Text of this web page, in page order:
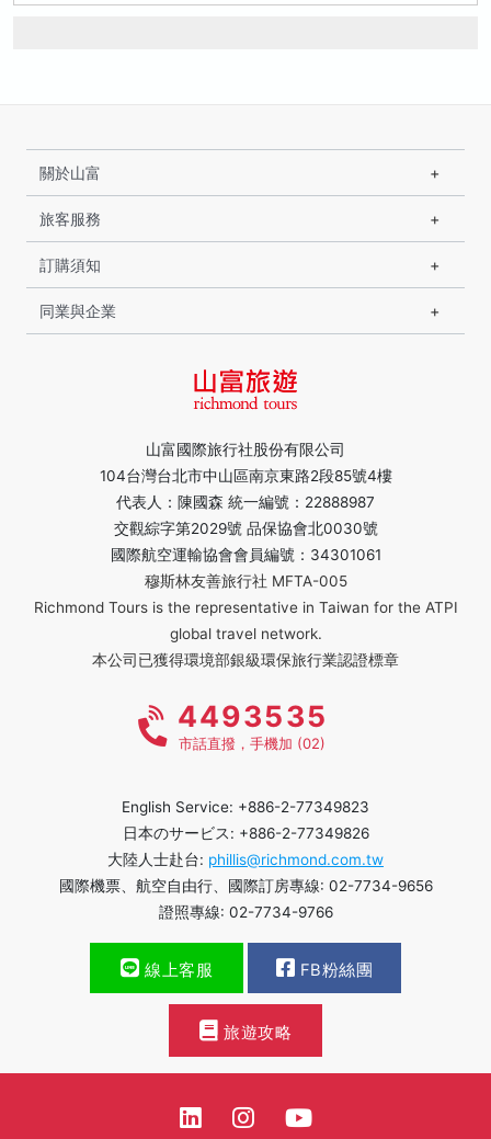
山富國際旅行社股份有限公司
104台灣台北市中山區南京東路2段85號4樓
代表人：陳國森 統一編號：22888987
交觀綜字第2029號 品保協會北0030號
國際航空運輸協會會員編號：34301061
穆斯林友善旅行社 MFTA-005
Richmond Tours is the representative in Taiwan for the ATPI
global travel network.
本公司已獲得環境部銀級環保旅行業認證標章
關於山富
旅客服務
訂購須知
同業與企業
4493535
市話直撥，手機加 (02)
English Service: +886-2-77349823
日本のサービス: +886-2-77349826
大陸人士赴台: phillis@richmond.com.tw
國際機票、航空自由行、國際訂房專線: 02-7734-9656
證照專線: 02-7734-9766
線上客服 FB粉絲團
旅遊攻略